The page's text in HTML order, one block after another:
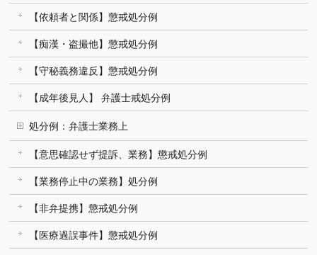
【依頼者と関係】懲戒処分例
【痴漢・盗撮他】懲戒処分例
【守秘義務違反】懲戒処分例
【成年後見人】 弁護士戒処分例
処分例：弁護士業務上
【意思確認せず提訴、業務】懲戒処分例
【業務停止中の業務】処分例
【非弁提携】懲戒処分例
【医療過誤事件】懲戒処分例